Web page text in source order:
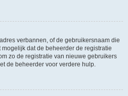
verbannen, of de gebruikersnaam die
dat de beheerder de registratie
zo de registratie van nieuwe gebruikers
de beheerder voor verdere hulp.